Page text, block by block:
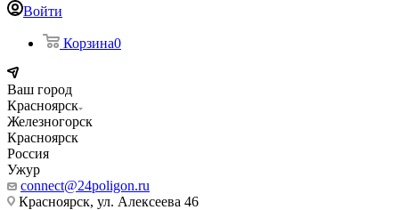
Войти
Корзина0
Ваш город
Красноярск
Железногорск
Красноярск
Россия
Ужур
connect@24poligon.ru
Красноярск, ул. Алексеева 46